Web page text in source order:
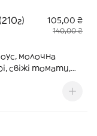
105,00 ₴
140,00 ₴
молочна
свіжі томати,